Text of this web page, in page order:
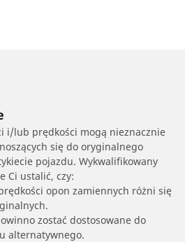
i/lub prędkości mogą nieznacznie
się do oryginalnego
pojazdu. Wykwalifikowany
Ci ustalić, czy:
opon zamiennych różni się
zostać dostosowane do
alternatywnego.